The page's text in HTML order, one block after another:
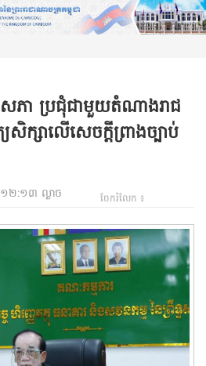
សភា ប្រជុំជាមួយតំណាងរាជ
សិក្សាលើសេចក្តីព្រាងច្បាប់
១២:១៣ ល្ងាច ចែករំលែក ៖